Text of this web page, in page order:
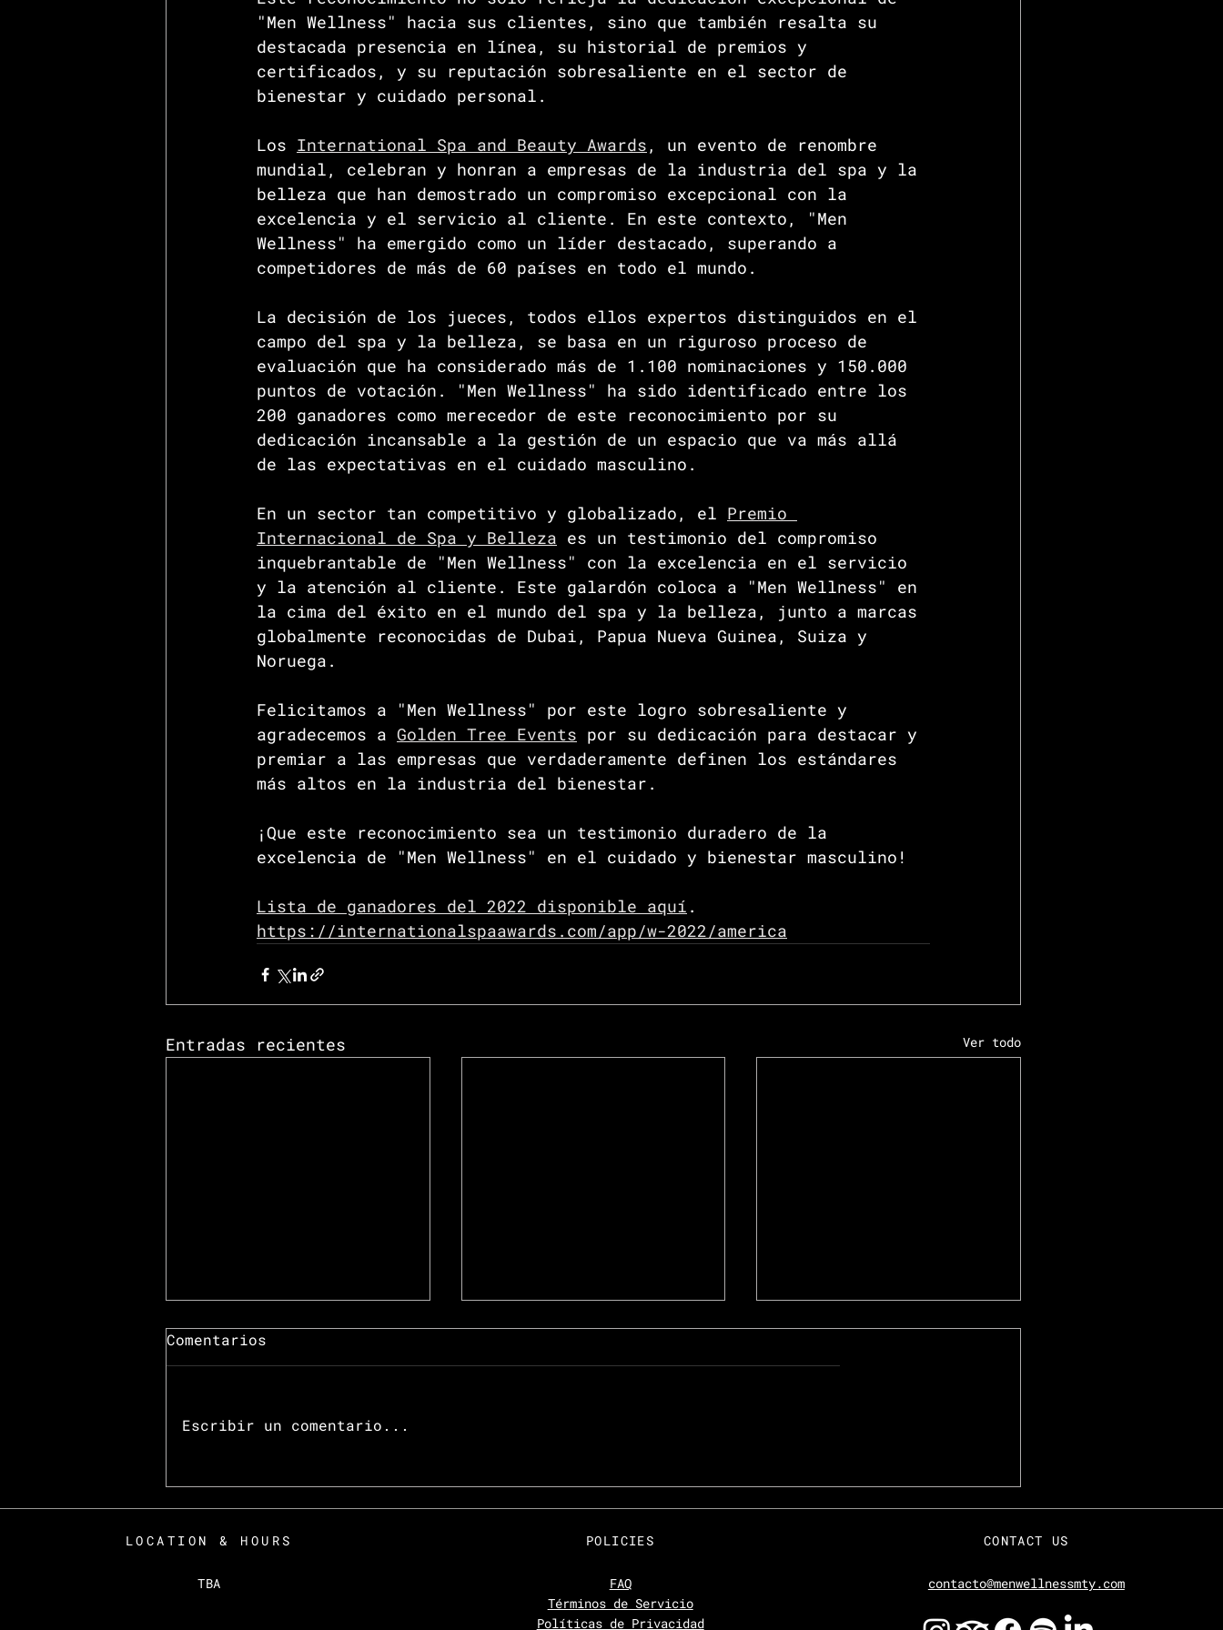
"Men Wellness" hacia sus clientes, sino que también resalta su
destacada presencia en línea, su historial de premios y
certificados, y su reputación sobresaliente en el sector de
bienestar y cuidado personal.
Los International Spa and Beauty Awards, un evento de renombre
mundial, celebran y honran a empresas de la industria del spa y la
belleza que han demostrado un compromiso excepcional con la
excelencia y el servicio al cliente. En este contexto, "Men
Wellness" ha emergido como un líder destacado, superando a
competidores de más de 60 países en todo el mundo.
La decisión de los jueces, todos ellos expertos distinguidos en el
campo del spa y la belleza, se basa en un riguroso proceso de
evaluación que ha considerado más de 1.100 nominaciones y 150.000
puntos de votación. "Men Wellness" ha sido identificado entre los
200 ganadores como merecedor de este reconocimiento por su
dedicación incansable a la gestión de un espacio que va más allá
de las expectativas en el cuidado masculino.
En un sector tan competitivo y globalizado, el Premio
Internacional de Spa y Belleza es un testimonio del compromiso
inquebrantable de "Men Wellness" con la excelencia en el servicio
y la atención al cliente. Este galardón coloca a "Men Wellness" en
la cima del éxito en el mundo del spa y la belleza, junto a marcas
globalmente reconocidas de Dubai, Papua Nueva Guinea, Suiza y
Noruega.
Felicitamos a "Men Wellness" por este logro sobresaliente y
agradecemos a Golden Tree Events por su dedicación para destacar y
premiar a las empresas que verdaderamente definen los estándares
más altos en la industria del bienestar.
¡Que este reconocimiento sea un testimonio duradero de la
excelencia de "Men Wellness" en el cuidado y bienestar masculino!
Lista de ganadores del 2022 disponible aquí .
https://internationalspaawards.com/app/w-2022/america
Entradas recientes Ver todo
Rogelio Bailleres
recibe mención
revista
GLOBRAL TRAVELER, en
MEN WELLNESS gana el
premio Travelers
Tripadvisor
MEN WELLNESS gana el
premio Travelers
Comentarios
Escribir un comentario...
LOCATION & HOURS
TBA
POLICIES
FAQ
Términos de Servicio
Políticas de Privacidad
CONTACT US
contacto@menwellnessmty.com